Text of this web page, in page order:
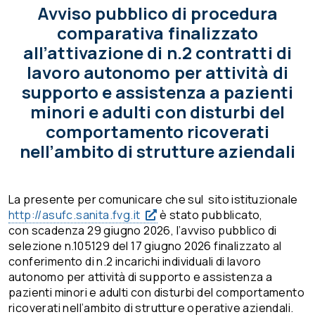
Avviso pubblico di procedura
comparativa finalizzato
all’attivazione di n.2 contratti di
lavoro autonomo per attività di
supporto e assistenza a pazienti
minori e adulti con disturbi del
comportamento ricoverati
nell’ambito di strutture aziendali
La presente per comunicare che sul sito istituzionale
http://asufc.sanita.fvg.it
è stato pubblicato,
con scadenza 29 giugno 2026, l’avviso pubblico di
selezione n.105129 del 17 giugno 2026 finalizzato al
conferimento di n.2 incarichi individuali di lavoro
autonomo per attività di supporto e assistenza a
pazienti minori e adulti con disturbi del comportamento
ricoverati nell’ambito di strutture operative aziendali.